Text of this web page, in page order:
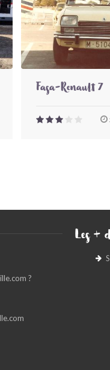
Fasa-Renault 7
?
Les +